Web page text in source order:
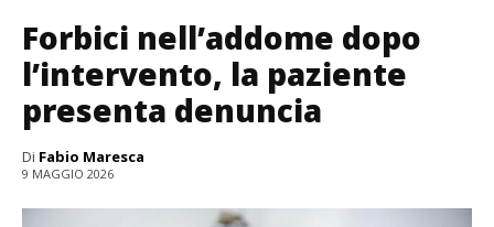
Forbici nell’addome dopo
l’intervento, la paziente
presenta denuncia
Di Fabio Maresca
9 MAGGIO 2026